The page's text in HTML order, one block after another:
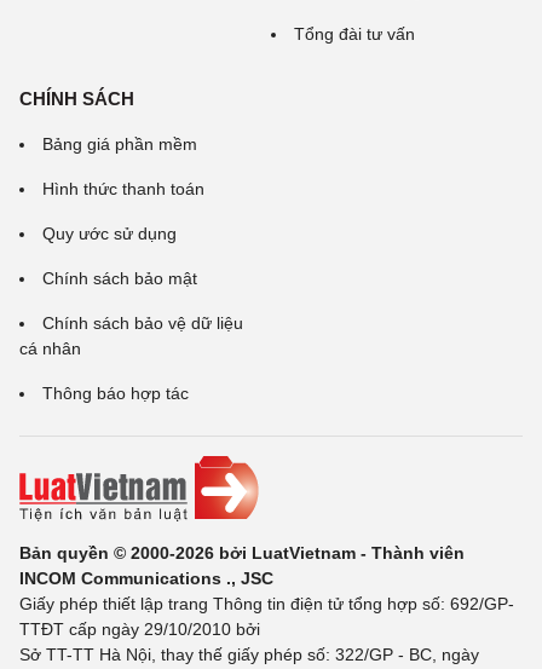
Tổng đài tư vấn
CHÍNH SÁCH
Bảng giá phần mềm
Hình thức thanh toán
Quy ước sử dụng
Chính sách bảo mật
Chính sách bảo vệ dữ liệu
cá nhân
Thông báo hợp tác
Bản quyền © 2000-2026 bởi LuatVietnam - Thành viên
INCOM Communications ., JSC
Giấy phép thiết lập trang Thông tin điện tử tổng hợp số: 692/GP-
TTĐT cấp ngày 29/10/2010 bởi
Sở TT-TT Hà Nội, thay thế giấy phép số: 322/GP - BC, ngày